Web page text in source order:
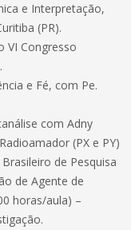
e Interpretação,
(PR).
VI Congresso
e Fé, com Pe.
com Adny
(PX e PY)
de Pesquisa
de Agente de
horas/aula) –